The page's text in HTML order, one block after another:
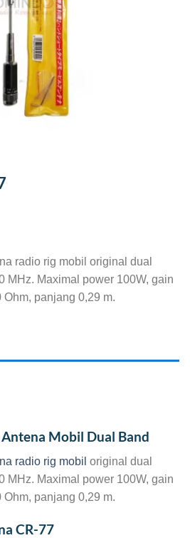
radio rig mobil original dual
MHz. Maximal power 100W, gain
panjang 0,29 m.
Mobil Dual Band
radio rig mobil original dual
MHz. Maximal power 100W, gain
panjang 0,29 m.
CR-77